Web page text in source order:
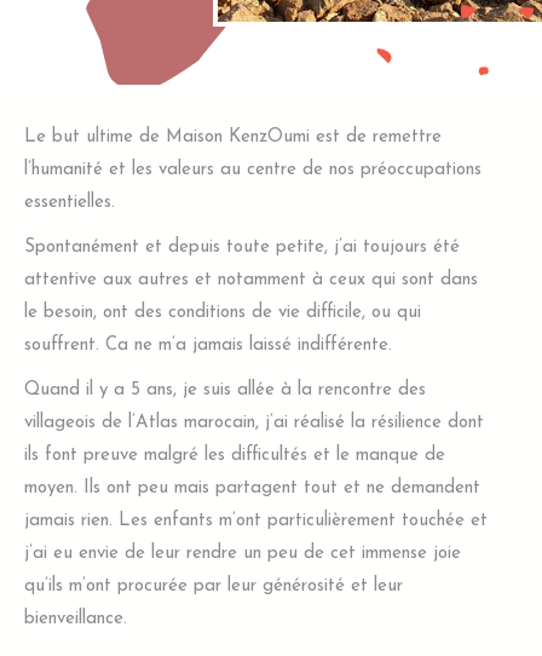
Le but ultime de Maison KenzOumi est de remettre
l’humanité et les valeurs au centre de nos préoccupations
essentielles.
Spontanément et depuis toute petite, j’ai toujours été
attentive aux autres et notamment à ceux qui sont dans
le besoin, ont des conditions de vie difficile, ou qui
souffrent. Ca ne m’a jamais laissé indifférente.
Quand il y a 5 ans, je suis allée à la rencontre des
villageois de l’Atlas marocain, j’ai réalisé la résilience dont
ils font preuve malgré les difficultés et le manque de
moyen. Ils ont peu mais partagent tout et ne demandent
jamais rien. Les enfants m’ont particulièrement touchée et
j’ai eu envie de leur rendre un peu de cet immense joie
qu’ils m’ont procurée par leur générosité et leur
bienveillance.